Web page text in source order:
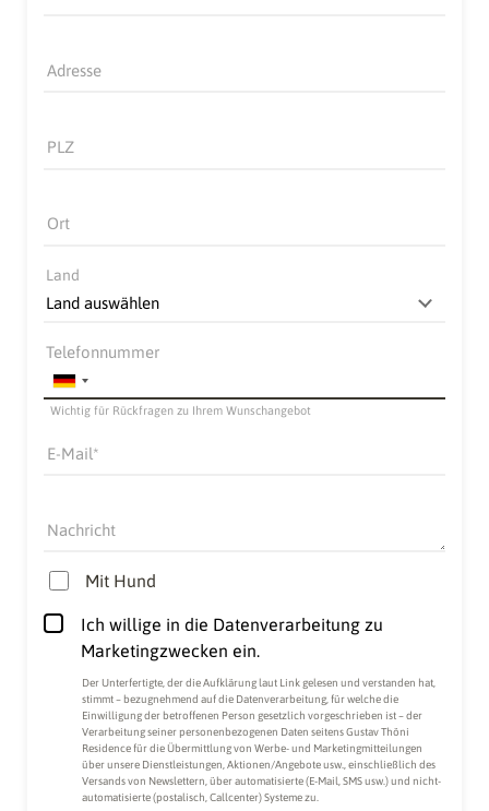
Adresse
PLZ
Ort
Land
Wichtig für Rückfragen zu Ihrem Wunschangebot
Telefonnummer
E-Mail
Nachricht
Mit Hund
Ich willige in die Datenverarbeitung zu
Marketingzwecken ein.
Der Unterfertigte, der dieAufklärung laut Linkgelesen und verstanden hat,
stimmt – bezugnehmend auf die Datenverarbeitung, für welche die
Einwilligung der betroffenen Person gesetzlich vorgeschrieben ist – der
Verarbeitung seiner personenbezogenen Daten seitens Gustav Thöni
Residence für die Übermittlung von Werbe- und Marketingmitteilungen
über unsere Dienstleistungen, Aktionen/Angebote usw., einschließlich des
Versands von Newslettern, über automatisierte (E-Mail, SMS usw.) und nicht-
automatisierte (postalisch, Callcenter) Systeme zu.